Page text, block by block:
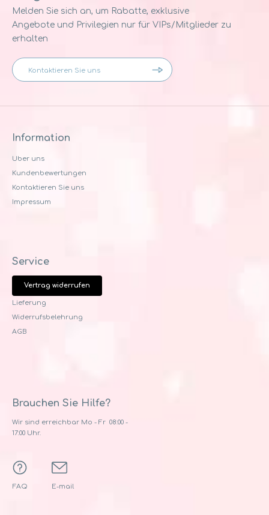
Melden Sie sich an, um Rabatte, exklusive
Angebote und Privilegien nur für VIPs/Mitglieder zu
erhalten
Information
Uber uns
Kundenbewertungen
Kontaktieren Sie uns
Impressum
Service
Vertrag widerrufen
Lieferung
Widerrufsbelehrung
AGB
Brauchen Sie Hilfe?
Wir sind erreichbar Mo - Fr 08:00 -
17:00 Uhr.
FAQ E-mail